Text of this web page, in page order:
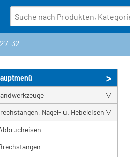
32
Nagel- u. Hebeleisen